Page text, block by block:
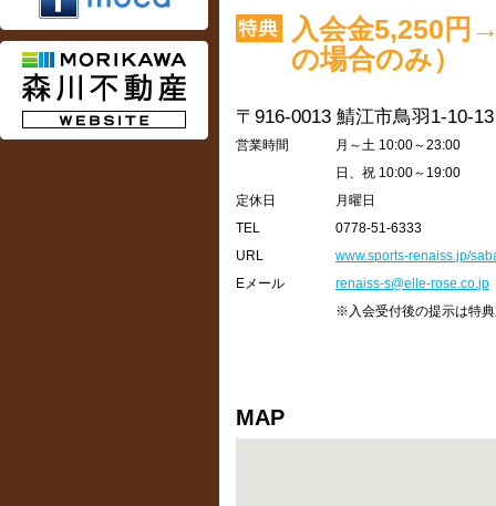
入会金5,250円
の場合のみ）
〒916-0013 鯖江市鳥羽1-10-13
営業時間
月～土 10:00～23:00
日、祝 10:00～19:00
定休日
月曜日
TEL
0778-51-6333
URL
www.sports-renaiss.jp/
Eメール
renaiss-s@elle-rose.co.jp
※入会受付後の提示は特
MAP